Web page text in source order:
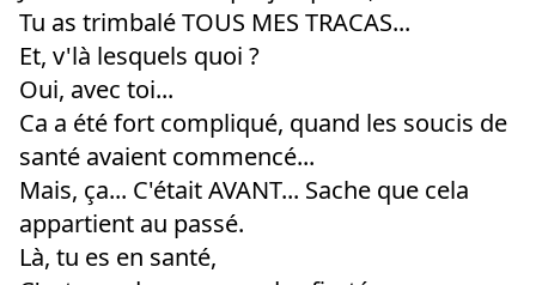
Tu as trimbalé TOUS MES TRACAS...
Et, v'là lesquels quoi ?
Oui, avec toi...
Ca a été fort compliqué, quand les soucis de
santé avaient commencé...
Mais, ça... C'était AVANT... Sache que cela
appartient au passé.
Là, tu es en santé,